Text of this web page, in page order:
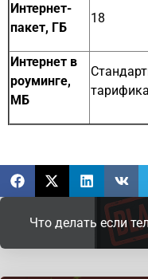
Интернет-
пакет, ГБ
18
Интернет в
роуминге,
МБ
Что делать если